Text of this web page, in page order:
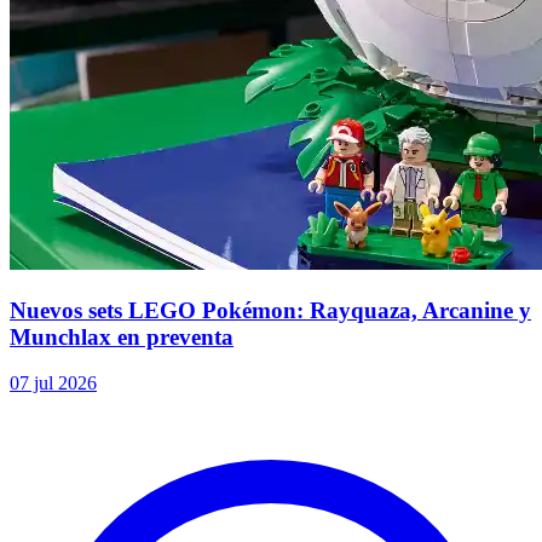
Nuevos sets LEGO Pokémon: Rayquaza, Arcanine y
Munchlax en preventa
07 jul 2026